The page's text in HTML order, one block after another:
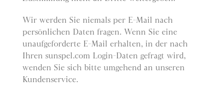
Wir werden Sie niemals per E-Mail nach
persönlichen Daten fragen. Wenn Sie eine
unaufgeforderte E-Mail erhalten, in der nach
Ihren sunspel.com Login-Daten gefragt wird,
wenden Sie sich bitte umgehend an unseren
Kundenservice.